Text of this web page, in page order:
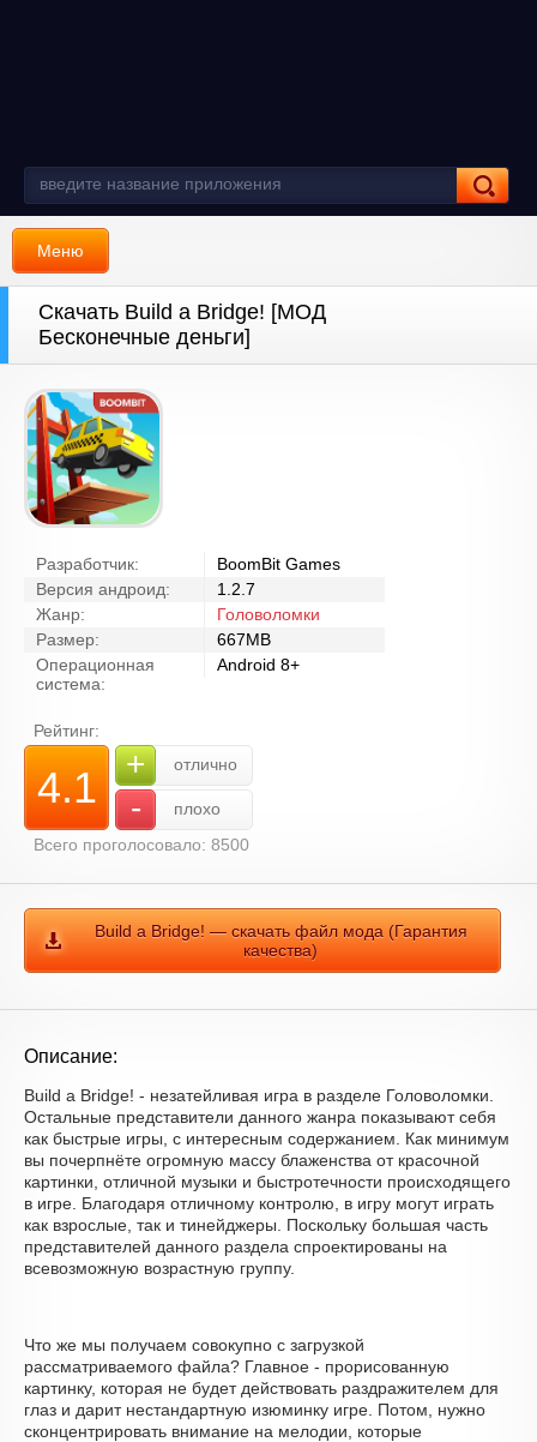
Меню
Скачать Build a Bridge! [МОД
Бесконечные деньги]
Разработчик:
BoomBit Games
Версия андроид:
1.2.7
Жанр:
Головоломки
Размер:
667MB
Операционная
система:
Android 8+
Рейтинг:
4.1 + отлично
-
плохо
Всего проголосовало: 8500
Build a Bridge! — скачать файл мода (Гарантия
качества)
Описание:
Build a Bridge! - незатейливая игра в разделе Головоломки.
Остальные представители данного жанра показывают себя
как быстрые игры, с интересным содержанием. Как минимум
вы почерпнёте огромную массу блаженства от красочной
картинки, отличной музыки и быстротечности происходящего
в игре. Благодаря отличному контролю, в игру могут играть
как взрослые, так и тинейджеры. Поскольку большая часть
представителей данного раздела спроектированы на
всевозможную возрастную группу.
Что же мы получаем совокупно с загрузкой
рассматриваемого файла? Главное - прорисованную
картинку, которая не будет действовать раздражителем для
глаз и дарит нестандартную изюминку игре. Потом, нужно
сконцентрировать внимание на мелодии, которые